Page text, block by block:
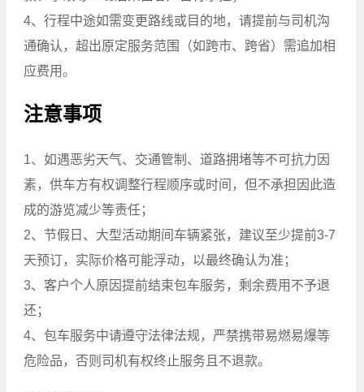
4、行程中途如需变更路线或目的地，请提前与司机沟
通确认，超出原定服务范围（如跨市、跨省）需追加相
应费用。
注意事项
1、如遇恶劣天气、交通管制、道路拥堵等不可抗力因
素，供车方有权调整行程顺序或时间，但不承担因此造
成的游览减少等责任；
2、节假日、大型活动期间车辆紧张，建议至少提前3-7
天预订，实际价格可能浮动，以最终确认为准；
3、客户个人原因提前结束包车服务，剩余费用不予退
还；
4、包车服务中请遵守法律法规，严禁携带易燃易爆等
危险品，否则司机有权终止服务且不退款。